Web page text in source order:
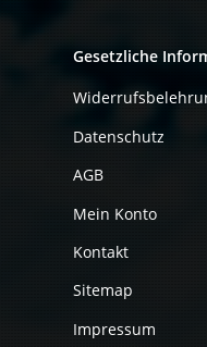
Gesetzliche
Datenschutz
AGB
Mein Konto
Kontakt
Sitemap
Impressum